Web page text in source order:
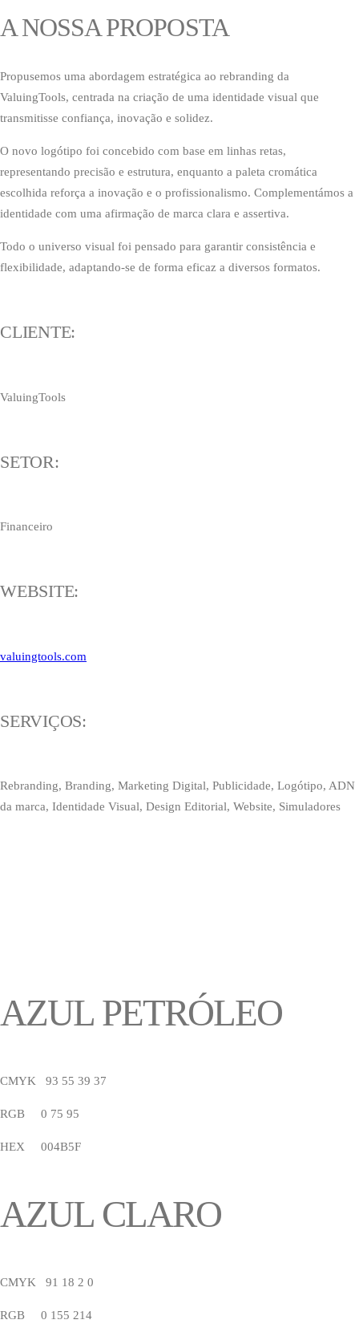
A NOSSA PROPOSTA
Propusemos uma abordagem estratégica ao rebranding da
ValuingTools, centrada na criação de uma identidade visual que
transmitisse confiança, inovação e solidez.
O novo logótipo foi concebido com base em linhas retas,
representando precisão e estrutura, enquanto a paleta cromática
escolhida reforça a inovação e o profissionalismo. Complementámos a
identidade com uma afirmação de marca clara e assertiva.
Todo o universo visual foi pensado para garantir consistência e
flexibilidade, adaptando-se de forma eficaz a diversos formatos.
CLIENTE:
ValuingTools
SETOR:
Financeiro
WEBSITE:
valuingtools.com
SERVIÇOS:
Rebranding, Branding, Marketing Digital, Publicidade, Logótipo, ADN
da marca, Identidade Visual, Design Editorial, Website, Simuladores
AZUL PETRÓLEO
CMYK 93 55 39 37
RGB 0 75 95
HEX 004B5F
AZUL CLARO
CMYK 91 18 2 0
RGB 0 155 214